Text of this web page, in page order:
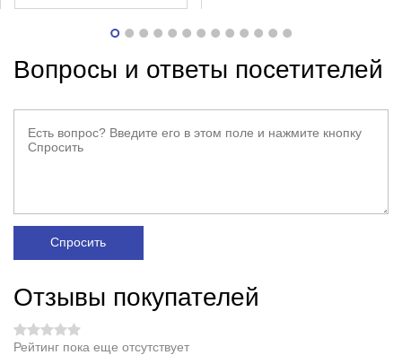
Вопросы и ответы посетителей
Спросить
Отзывы покупателей
Рейтинг пока еще отсутствует